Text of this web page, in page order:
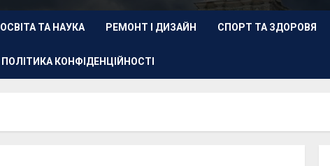
ОСВІТА ТА НАУКА РЕМОНТ І ДИЗАЙН СПОРТ ТА ЗДОРОВЯ
ПОЛІТИКА КОНФІДЕНЦІЙНОСТІ